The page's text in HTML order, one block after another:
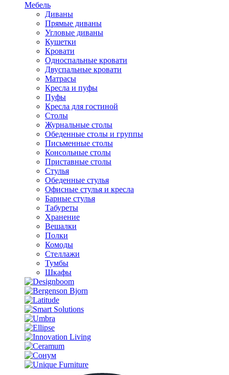
Мебель
Диваны
Прямые диваны
Угловые диваны
Кушетки
Кровати
Односпальные кровати
Двуспальные кровати
Матрасы
Кресла и пуфы
Пуфы
Кресла для гостиной
Столы
Журнальные столы
Обеденные столы и группы
Письменные столы
Консольные столы
Приставные столы
Стулья
Обеденные стулья
Офисные стулья и кресла
Барные стулья
Табуреты
Хранение
Вешалки
Полки
Комоды
Стеллажи
Тумбы
Шкафы